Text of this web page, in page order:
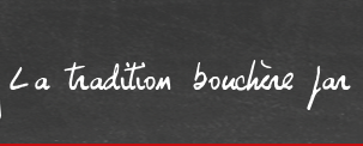
La tradition bouchère par